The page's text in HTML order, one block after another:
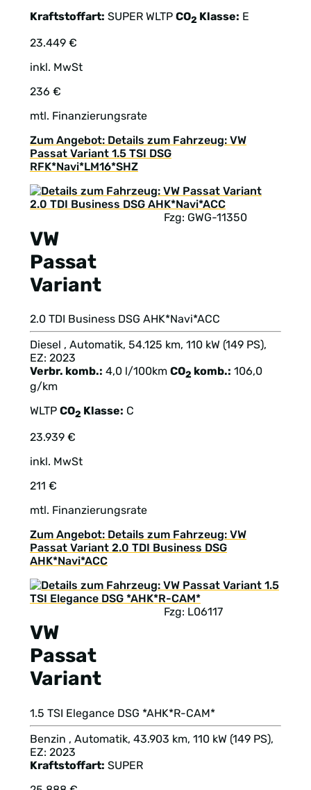
Kraftstoffart: SUPER WLTP CO2 Klasse: E
23.449 €
inkl. MwSt
236 €
mtl. Finanzierungsrate
Zum Angebot: Details zum Fahrzeug: VW
Passat Variant 1.5 TSI DSG
RFK*Navi*LM16*SHZ
VW
Passat
Variant
Fzg: GWG-11350
2.0 TDI Business DSG AHK*Navi*ACC
Diesel , Automatik, 54.125 km, 110 kW (149 PS),
EZ: 2023
Verbr. komb.: 4,0 l/100km CO2 komb.: 106,0
g/km
WLTP CO2 Klasse: C
23.939 €
inkl. MwSt
211 €
mtl. Finanzierungsrate
Zum Angebot: Details zum Fahrzeug: VW
Passat Variant 2.0 TDI Business DSG
AHK*Navi*ACC
VW
Passat
Variant
Fzg: L06117
1.5 TSI Elegance DSG *AHK*R-CAM*
Benzin , Automatik, 43.903 km, 110 kW (149 PS),
EZ: 2023
Kraftstoffart: SUPER